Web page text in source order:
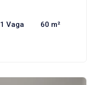
1 Vaga 60 m²